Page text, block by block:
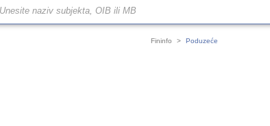
Fininfo > Poduzeće